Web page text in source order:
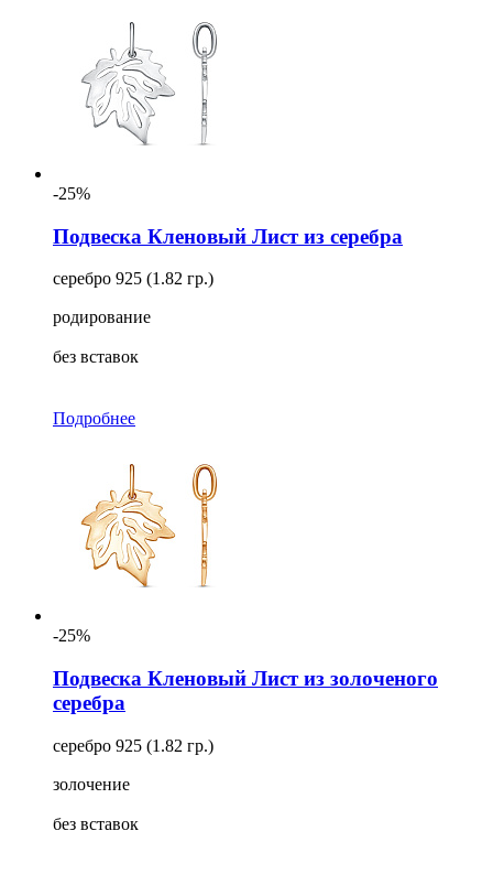
-25%
Подвеска Кленовый Лист из серебра
серебро 925 (1.82 гр.)
родирование
без вставок
Подробнее
-25%
Подвеска Кленовый Лист из золоченого
серебра
серебро 925 (1.82 гр.)
золочение
без вставок